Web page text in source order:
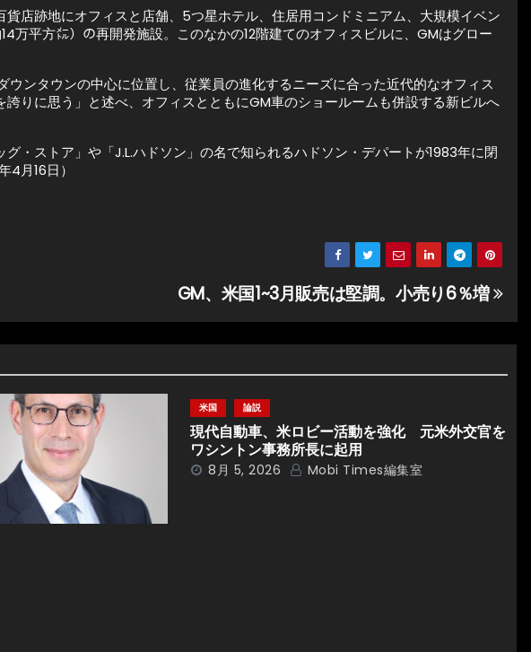
店跡地にオフィスと店舗、5つ星ホテル、住居用コンドミニアム、大規模イベン
万平方㍍）の再開発施設。このなかの12階建てのオフィスビルに、GMはグロー
ウンタウンの中心に位置し、従業員の進化するニーズに合った近代的なオフィス
りに思う」と述べ、オフィスとともにGM車のショールームも併設する新ビルへ
・ストア」や「J.L.ハドソン」の名で知られるハドソン・デパートが1983年に閉
月16日）
GM、米国1~3月販売は堅調。小売り6％増
米国 論説
現代自動車、米ロビー活動を強化 元米外交官を
ワシントン事務所長に起用
8月 5, 2026 Mobi Times編集室